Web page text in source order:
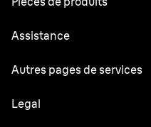
Toutes les parties
Assistance
Modes d’emploi
Autres pages de services
Oral-B
Legal